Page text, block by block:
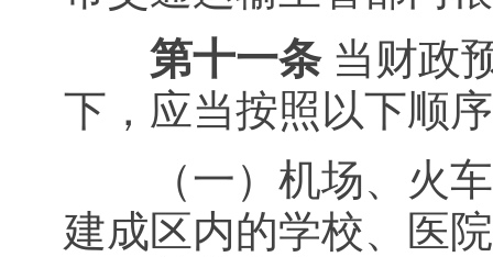
第十一条 当财政
下，应当按照以下顺
（一）机场、火车
建成区内的学校、医